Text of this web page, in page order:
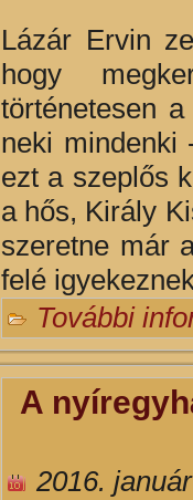
Lázár Ervin
hogy
történetesen
neki mindenki
ezt a szeplős
a hős, Király
szeretne már
felé
További
A
2016.